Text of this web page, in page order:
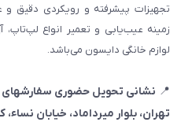
تجهیزات پیشرفته و رویکردی دقیق و
زمینه عیب‌یابی و تعمیر انواع لپ‌تاپ،
لوازم خانگی دایسون می‌باشد.
📍 نشانی تحویل حضوری
تهران، بلوار میرداماد، خیابان